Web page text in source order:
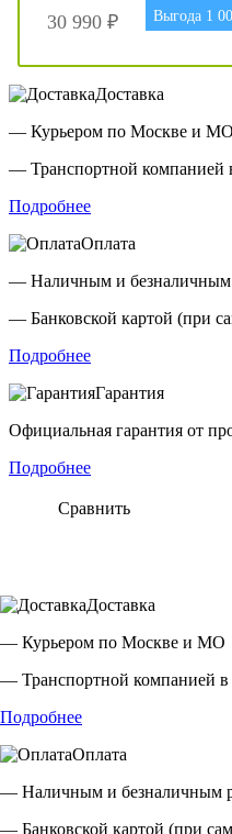
30 990 ₽ Выгода 1
Доставка
— Курьером по Москве и МО
— Транспортной компанией
Подробнее
Оплата
— Наличным и безналичным
— Банковской картой (при
Подробнее
Гарантия
Официальная гарантия от
Подробнее
Сравнить
Доставка
— Курьером по Москве и МО
— Транспортной компанией в
Подробнее
Оплата
— Наличным и безналичным
— Банковской картой (при